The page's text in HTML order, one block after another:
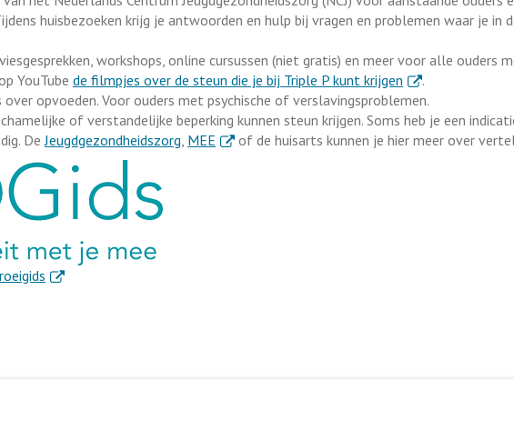
huisbezoeken krijg je antwoorden en hulp bij vragen en problemen waar je in
link
workshops, online cursussen (niet gratis) en meer voor alle ouders
YouTube de filmpjes over de steun die je bij Triple P kunt krijgen . Externe link
.
over opvoeden. Voor ouders met psychische of verslavingsproblemen.
of verstandelijke beperking kunnen steun krijgen. Soms heb je een
DeJeugdgezondheidszorg MEE . Externe link
of de huisarts kunnen je hier meer over
. Externe link